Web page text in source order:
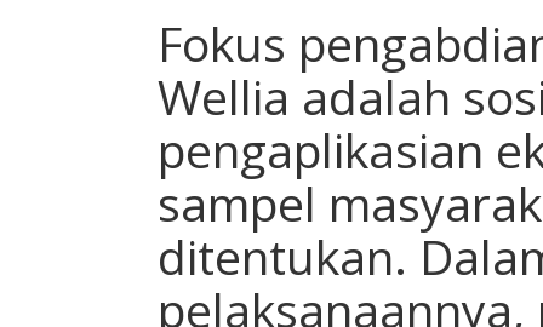
Fokus
Wellia adalah
pengaplikasian
sampel
ditentukan.